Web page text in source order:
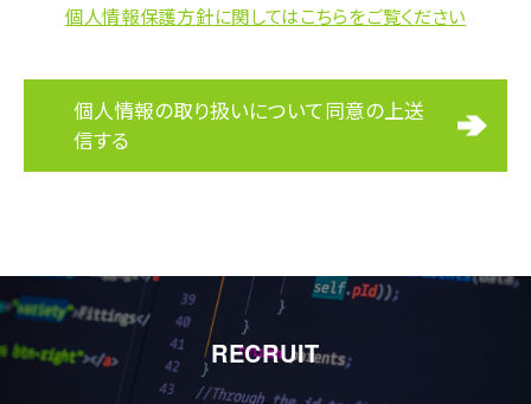
個人情報保護方針に関してはこちらをご覧ください
個人情報の取り扱いについて同意の上送
信する
RECRUIT